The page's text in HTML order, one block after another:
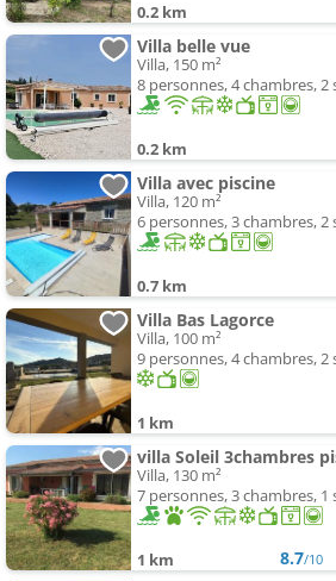
0.2 km
Villa belle vue
Villa, 150 m²
8 personnes, 4 chambres, 2
0.2 km
Villa avec piscine
Villa, 120 m²
6 personnes, 3 chambres, 2
0.7 km
Villa Bas Lagorce
Villa, 100 m²
9 personnes, 4 chambres, 2
1 km
villa Soleil 3chambres
Villa, 130 m²
7 personnes, 3 chambres, 1
1 km 8.7/10